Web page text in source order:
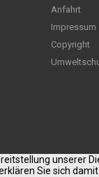
Anfahrt
Impressum
Copyright
unserer
Sie sich